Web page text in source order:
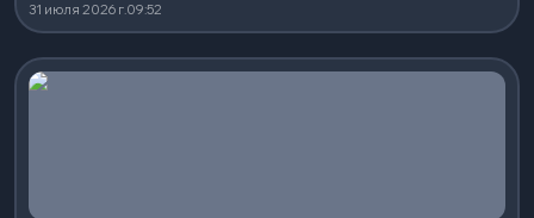
31 июля 2026 г.09:52